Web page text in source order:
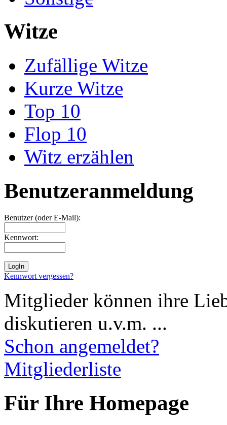
Witze
Zufällige Witze
Kurze Witze
Top 10
Flop 10
Witz erzählen
Benutzeranmeldung
Benutzer (oder E-Mail):
Kennwort:
Kennwort vergessen?
Mitglieder können ihre
diskutieren u.v.m. ...
Schon angemeldet?
Mitgliederliste
Für Ihre Homepage